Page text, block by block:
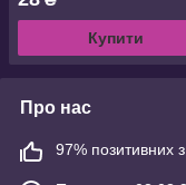
Купити
Про нас
97% позитивних з